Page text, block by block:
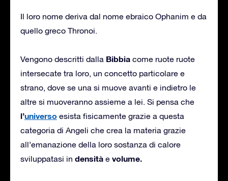
Il loro nome deriva dal nome ebraico Ophanim e da
quello greco Thronoi.
Vengono descritti dalla Bibbia come ruote ruote
intersecate tra loro, un concetto particolare e
strano, dove se una si muove avanti e indietro le
altre si muoveranno assieme a lei. Si pensa che
l’universo esista fisicamente grazie a questa
categoria di Angeli che crea la materia grazie
all’emanazione della loro sostanza di calore
sviluppatasi in densità e volume.